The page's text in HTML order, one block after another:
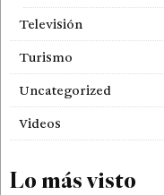
Televisión
Turismo
Uncategorized
Videos
Lo más visto